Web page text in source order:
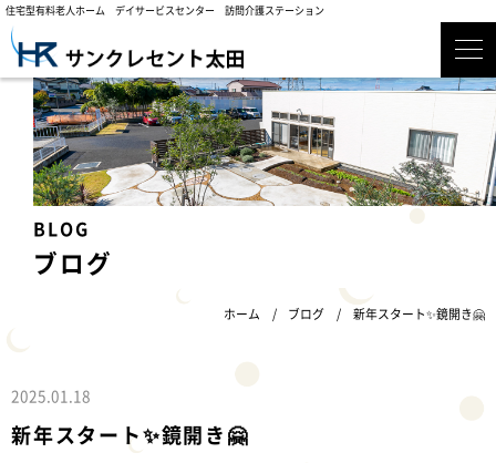
住宅型有料老人ホーム デイサービスセンター 訪問介護ステーション
ブログ
ホーム ブログ 新年スタート✨鏡開き🤗
2025.01.18
新年スタート✨鏡開き🤗